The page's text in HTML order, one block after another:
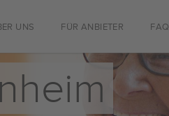
UNS FÜR ANBIETER FAQ